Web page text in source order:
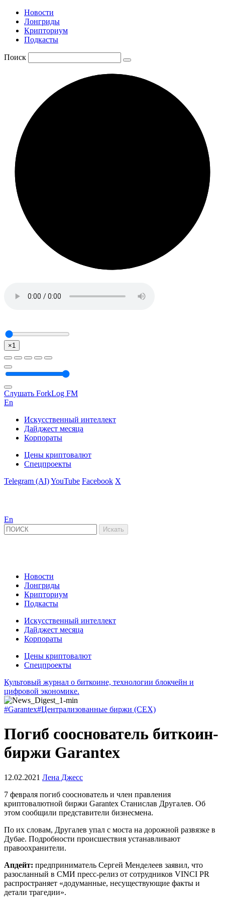
Новости
Лонгриды
Крипториум
Подкасты
Поиск
×1
Слушать ForkLog FM
En
Искусственный интеллект
Дайджест месяца
Корпораты
Цены криптовалют
Спецпроекты
Telegram (AI)YouTube Facebook X
En
Новости
Лонгриды
Крипториум
Подкасты
Искусственный интеллект
Дайджест месяца
Корпораты
Цены криптовалют
Спецпроекты
Культовый журнал о биткоине, технологии блокчейн и
цифровой экономике.
#Garantex#Централизованные биржи (CEX)
Погиб сооснователь биткоин-
биржи Garantex
12.02.2021 Лена Джесс
7 февраля погиб сооснователь и член правления
криптовалютной биржи Garantex Станислав Другалев. Об
этом сообщили представители бизнесмена.
По их словам, Другалев упал с моста на дорожной развязке в
Дубае. Подробности происшествия устанавливают
правоохранители.
Апдейт: предприниматель Сергей Менделеев заявил, что
разосланный в СМИ пресс-релиз от сотрудников VINCI PR
распространяет «додуманные, несуществующие факты и
детали трагедии».